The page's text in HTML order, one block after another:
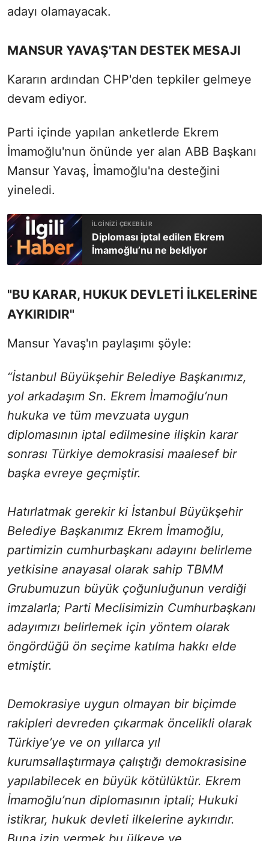
adayı olamayacak.
MANSUR YAVAŞ'TAN DESTEK MESAJI
Kararın ardından CHP'den tepkiler gelmeye
devam ediyor.
Parti içinde yapılan anketlerde Ekrem
İmamoğlu'nun önünde yer alan ABB Başkanı
Mansur Yavaş, İmamoğlu'na desteğini
yineledi.
Diploması iptal edilen Ekrem
İmamoğlu’nu ne bekliyor
"BU KARAR, HUKUK DEVLETİ İLKELERİNE
AYKIRIDIR"
Mansur Yavaş'ın paylaşımı şöyle:
“İstanbul Büyükşehir Belediye Başkanımız,
yol arkadaşım Sn. Ekrem İmamoğlu’nun
hukuka ve tüm mevzuata uygun
diplomasının iptal edilmesine ilişkin karar
sonrası Türkiye demokrasisi maalesef bir
başka evreye geçmiştir.
Hatırlatmak gerekir ki İstanbul Büyükşehir
Belediye Başkanımız Ekrem İmamoğlu,
partimizin cumhurbaşkanı adayını belirleme
yetkisine anayasal olarak sahip TBMM
Grubumuzun büyük çoğunluğunun verdiği
imzalarla; Parti Meclisimizin Cumhurbaşkanı
adayımızı belirlemek için yöntem olarak
öngördüğü ön seçime katılma hakkı elde
etmiştir.
Demokrasiye uygun olmayan bir biçimde
rakipleri devreden çıkarmak öncelikli olarak
Türkiye’ye ve on yıllarca yıl
kurumsallaştırmaya çalıştığı demokrasisine
yapılabilecek en büyük kötülüktür. Ekrem
İmamoğlu’nun diplomasının iptali; Hukuki
istikrar, hukuk devleti ilkelerine aykırıdır.